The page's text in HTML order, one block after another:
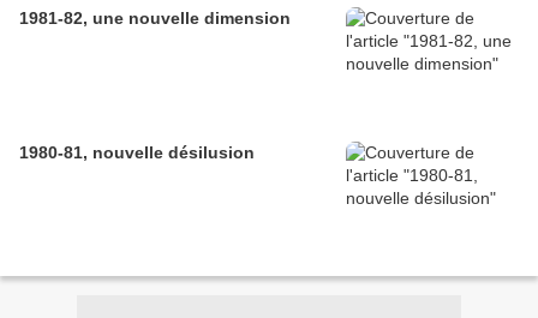
1981-82, une nouvelle dimension
1980-81, nouvelle désilusion